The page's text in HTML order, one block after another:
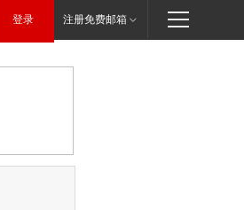
登录 注册免费邮箱